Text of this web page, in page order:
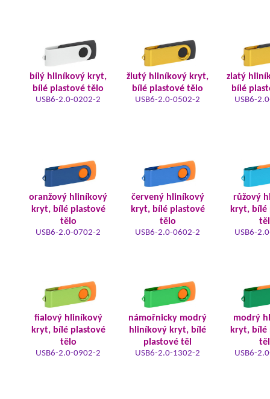
bílý hliníkový kryt,
bílé plastové tělo
USB6-2.0-0202-2
žlutý hliníkový kryt,
bílé plastové tělo
USB6-2.0-0502-2
zlatý
bílé
USB6-
oranžový hliníkový
kryt, bílé plastové
tělo
USB6-2.0-0702-2
červený hliníkový
kryt, bílé plastové
tělo
USB6-2.0-0602-2
růžový
kryt, bílé
USB6-
fialový hliníkový
kryt, bílé plastové
tělo
USB6-2.0-0902-2
námořnicky modrý
hliníkový kryt, bílé
plastové těl
USB6-2.0-1302-2
modrý
kryt, bílé
USB6-